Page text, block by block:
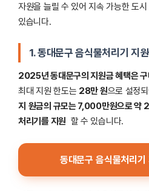
자원을 늘릴 수 있어 지속 가능한 도
있습니다.
1.동대문구 음식물처리기 지
2025년 동대문구의 지원금 혜택은
최대 지원 한도는 28만 원으로 설정
지 원금의 규모는 7,000만원으로 약
처리기를 지원 할 수 있습니다.
동대문구 음식물처리